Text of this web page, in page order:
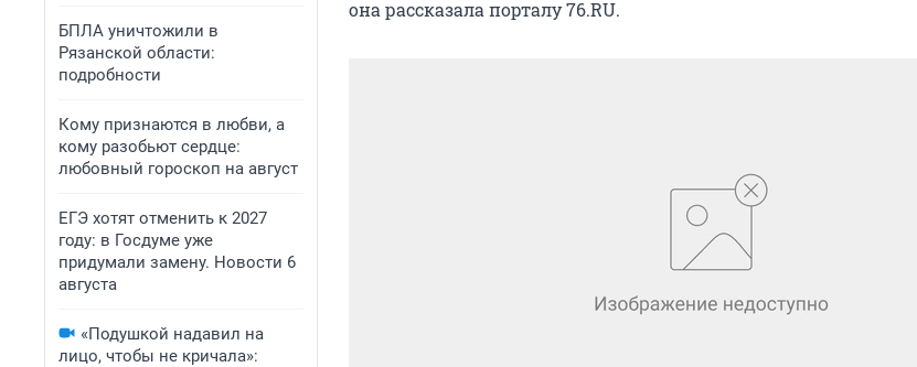
БПЛА уничтожили в
Рязанской области:
подробности
Кому признаются в любви, а
кому разобьют сердце:
любовный гороскоп на август
ЕГЭ хотят отменить к 2027
году: в Госдуме уже
придумали замену. Новости 6
августа
«Подушкой надавил на
лицо, чтобы не кричала»:
она рассказала порталу 76.RU.